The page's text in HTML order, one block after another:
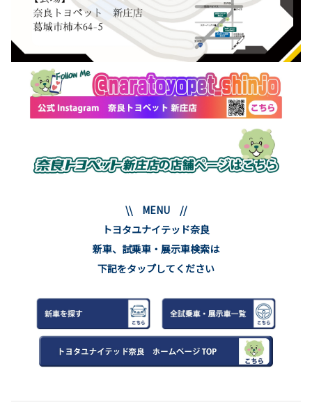
\\ MENU //
トヨタユナイテッド奈良
新車、試乗車・展示車検索は
下記をタップしてください